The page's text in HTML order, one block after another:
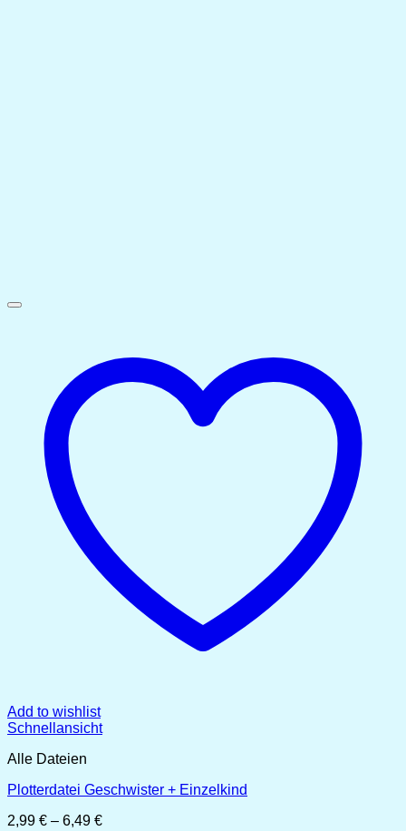
Add to wishlist
Schnellansicht
Alle Dateien
Plotterdatei Geschwister + Einzelkind
2,99 € – 6,49 €Preisspanne: